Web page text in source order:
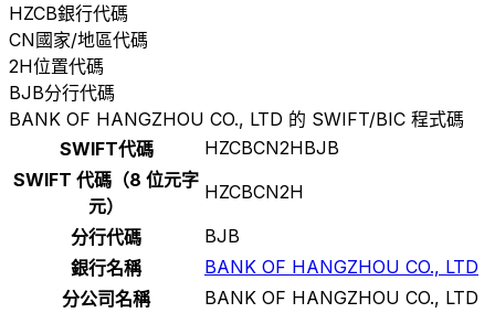
HZCB銀行代碼
CN國家/地區代碼
2H位置代碼
BJB分行代碼
BANK OF HANGZHOU CO., LTD 的 SWIFT/BIC 程式碼
SWIFT代碼
HZCBCN2HBJB
SWIFT 代碼（8 位元字
元）
HZCBCN2H
分行代碼
BJB
銀行名稱
BANK OF HANGZHOU CO., LTD
分公司名稱
BANK OF HANGZHOU CO., LTD